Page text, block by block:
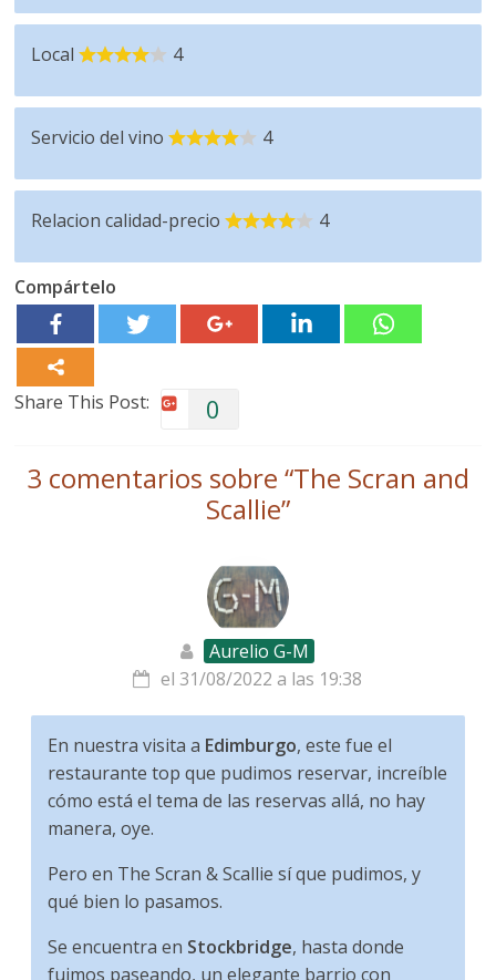
Local 4
Servicio del vino 4
Relacion calidad-precio 4
Compártelo
Share This Post: 0
3 comentarios sobre “The Scran and
Scallie”
Aurelio G-M
el 31/08/2022 a las 19:38
En nuestra visita a Edimburgo, este fue el
restaurante top que pudimos reservar, increíble
cómo está el tema de las reservas allá, no hay
manera, oye.
Pero en The Scran & Scallie sí que pudimos, y
qué bien lo pasamos.
Se encuentra en Stockbridge, hasta donde
fuimos paseando, un elegante barrio con